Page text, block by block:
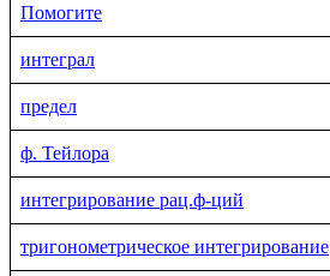
Помогите
интеграл
предел
ф. Тейлора
интегрирование рац.ф-ций
тригонометрическое интегрирование